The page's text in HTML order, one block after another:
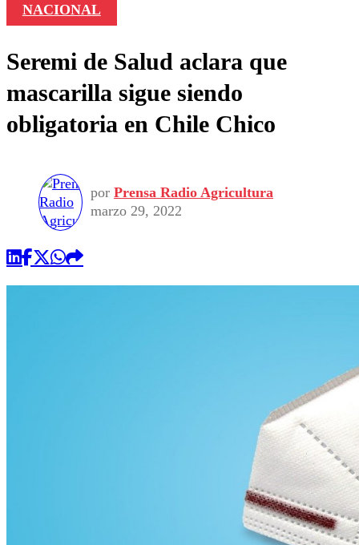
NACIONAL
Seremi de Salud aclara que
mascarilla sigue siendo
obligatoria en Chile Chico
por Prensa Radio Agricultura
marzo 29, 2022